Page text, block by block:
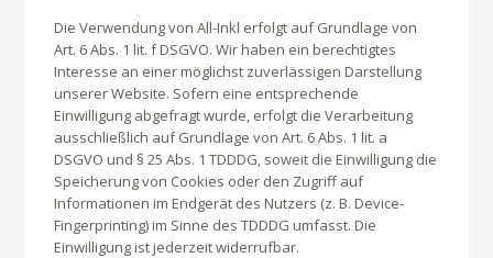
Die Verwendung von All-Inkl erfolgt auf Grundlage von
Art. 6 Abs. 1 lit. f DSGVO. Wir haben ein berechtigtes
Interesse an einer möglichst zuverlässigen Darstellung
unserer Website. Sofern eine entsprechende
Einwilligung abgefragt wurde, erfolgt die Verarbeitung
ausschließlich auf Grundlage von Art. 6 Abs. 1 lit. a
DSGVO und § 25 Abs. 1 TDDDG, soweit die Einwilligung die
Speicherung von Cookies oder den Zugriff auf
Informationen im Endgerät des Nutzers (z. B. Device-
Fingerprinting) im Sinne des TDDDG umfasst. Die
Einwilligung ist jederzeit widerrufbar.